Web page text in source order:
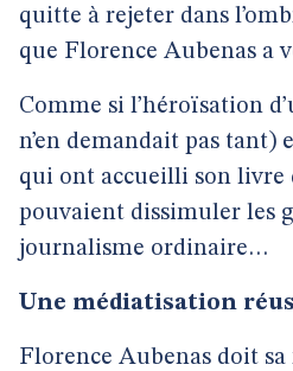
quitte à rejeter dans
que Florence Aubenas a
Comme si l’héroïsation
n’en demandait pas tant)
qui ont accueilli son livre
pouvaient dissimuler les
journalisme ordinaire…
Une médiatisation
Florence Aubenas doit